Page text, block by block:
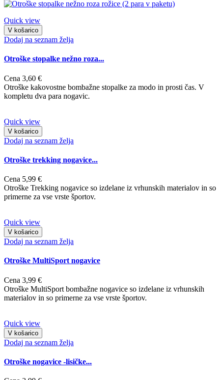
Quick view
V košarico
Dodaj na seznam želja
Otroške stopalke nežno roza...
Cena 3,60 €
Otroške kakovostne bombažne stopalke za modo in prosti čas. V
kompletu dva para nogavic.
Quick view
V košarico
Dodaj na seznam želja
Otroške trekking nogavice...
Cena 5,99 €
Otroške Trekking nogavice so izdelane iz vrhunskih materialov in so
primerne za vse vrste športov.
Quick view
V košarico
Dodaj na seznam želja
Otroške MultiSport nogavice
Cena 3,99 €
Otroške MultiSport bombažne nogavice so izdelane iz vrhunskih
materialov in so primerne za vse vrste športov.
Quick view
V košarico
Dodaj na seznam želja
Otroške nogavice -lisičke...